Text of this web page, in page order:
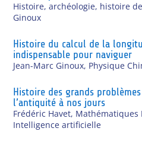
Histoire, archéologie, histoire
Ginoux
Histoire du calcul de la
indispensable pour naviguer
Jean-Marc Ginoux, Physique
Histoire des grands
l’antiquité à nos jours
Frédéric Havet, Mathématiques
Intelligence artificielle